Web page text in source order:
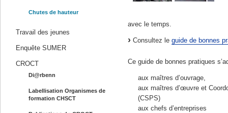
Chutes de hauteur
Travail des jeunes
Enquête SUMER
CROCT
Di@rbenn
Labellisation Organismes de
formation CHSCT
avec le temps.
Consultez le guide de bonnes
Ce guide de bonnes pratiques
aux maîtres d’ouvrage,
aux maîtres d’œuvre et
(CSPS)
aux chefs d’entreprises